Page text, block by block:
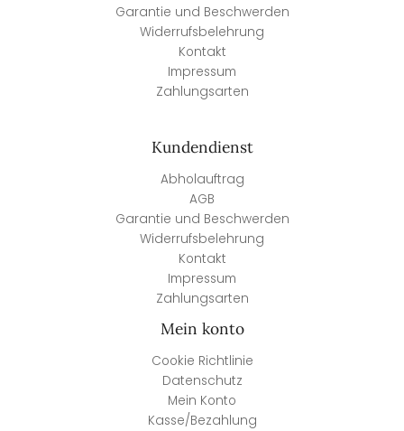
Garantie und Beschwerden
Widerrufsbelehrung
Kontakt
Impressum
Zahlungsarten
Kundendienst
Abholauftrag
AGB
Garantie und Beschwerden
Widerrufsbelehrung
Kontakt
Impressum
Zahlungsarten
Mein konto
Cookie Richtlinie
Datenschutz
Mein Konto
Kasse/Bezahlung